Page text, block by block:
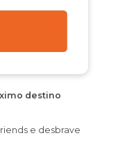
destino
e desbrave